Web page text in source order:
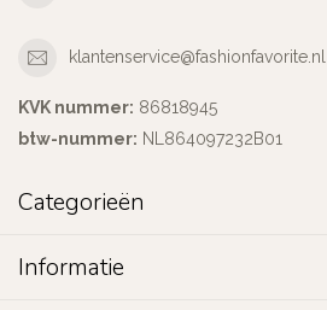
klantenservice@fashionfavorite.nl
KVK nummer: 86818945
btw-nummer: NL864097232B01
Categorieën
Informatie